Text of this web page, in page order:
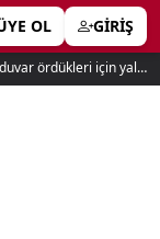
OL GİRİŞ
Aşk köprü kurmaktır. insanlar köprü kuracaklarına, duvar ördükleri için yalnız kalırlar. newton